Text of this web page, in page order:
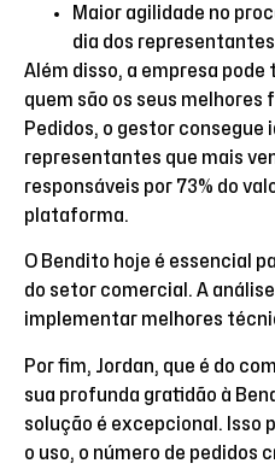
Maior agilidade no
dia dos
Além disso, a empresa
quem são os seus melhores
Pedidos, o gestor consegue
representantes que mais
responsáveis por 73% do
plataforma.
O Bendito hoje é essencial
do setor comercial. A
implementar melhores
Por fim, Jordan, que é do
sua profunda gratidão à
solução é excepcional. Isso
o uso, o número de pedidos